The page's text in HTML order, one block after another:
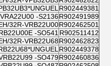
R902449381
R902491989
-S2136
R902462501
32R-VRB22U00
R902511412
-SO541
R902462823
32R-VRB22U68
R902449378
R902460836
-SO479